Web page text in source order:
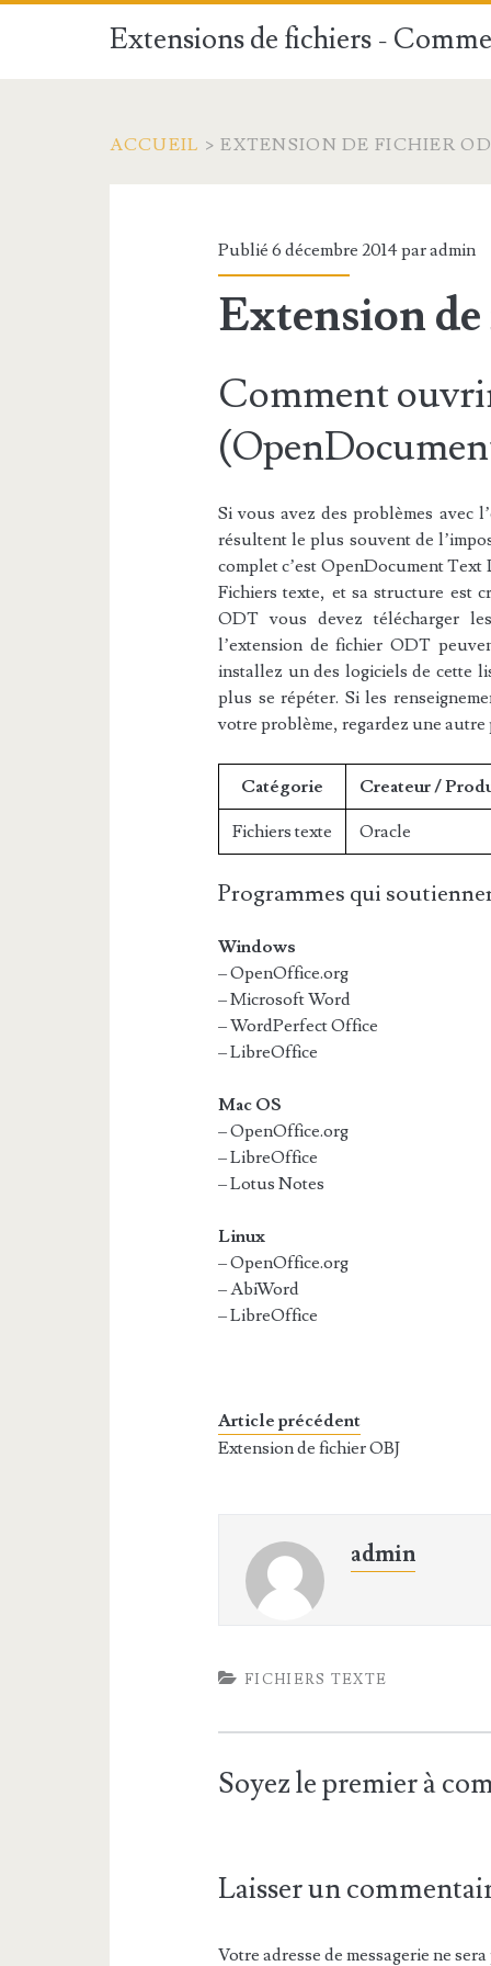
Extensions de fichiers -
ACCUEIL > EXTENSION DE FICHIER
Publié 6 décembre 2014 paradmin
Extension
Comment
Si vous avez des problèmes avec
résultent le plus souvent de
complet c’est OpenDocument
Fichiers texte, et sa structure est
ODT vous devez télécharger
l’extension de fichier ODT
installez un des logiciels de cette
plus se répéter. Si les
votre problème, regardez une autre
Catégorie Createur /
Fichiers texte Oracle
Programmes qui
Windows
– OpenOffice.org
– Microsoft Word
– WordPerfect Office
– LibreOffice
Mac OS
– OpenOffice.org
– LibreOffice
– Lotus Notes
Linux
– OpenOffice.org
– AbiWord
– LibreOffice
Article précédent
Extension de fichier OBJ
admin
FICHIERS TEXTE
Soyez le premier à
Laisser un
Votre adresse de messagerie ne